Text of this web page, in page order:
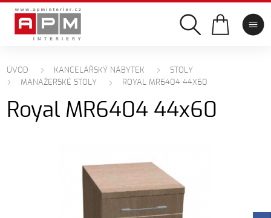
ÚVOD KANCELÁŘSKÝ NÁBYTEK
STOLY
MANAŽERSKÉ STOLY
ROYAL MR6404 44X60
Royal MR6404 44x60